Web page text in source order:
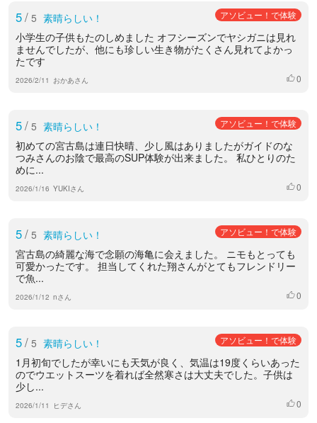
5/ 5 素晴らしい！ アソビュー！で体験
小学生の子供もたのしめました オフシーズンでヤシガニは見れ
ませんでしたが、他にも珍しい生き物がたくさん見れてよかっ
たです
2026/2/11 おかあさん いいね
0
5/ 5 素晴らしい！ アソビュー！で体験
初めての宮古島は連日快晴、少し風はありましたがガイドのな
つみさんのお陰で最高のSUP体験が出来ました。 私ひとりのた
めに...
2026/1/16 YUKIさん いいね
0
5/ 5 素晴らしい！ アソビュー！で体験
宮古島の綺麗な海で念願の海亀に会えました。 ニモもとっても
可愛かったです。 担当してくれた翔さんがとてもフレンドリー
で魚...
2026/1/12 nさん いいね
0
5/ 5 素晴らしい！ アソビュー！で体験
1月初旬でしたが幸いにも天気が良く、気温は19度くらいあった
のでウエットスーツを着れば全然寒さは大丈夫でした。子供は
少し...
2026/1/11 ヒデさん いいね
0